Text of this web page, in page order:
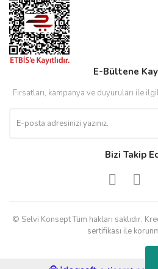
E-Bültene
Fırsatları, kampanya ve duyuruları ile
Bizi Takip
© Selvi Konsept Tüm hakları saklıdır.
sertifikası ile